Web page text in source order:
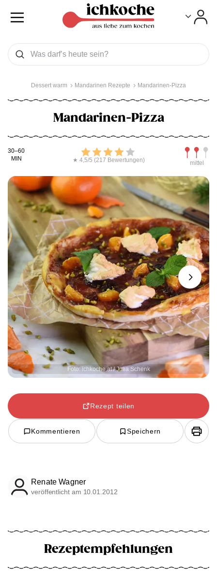
Was wollen Sie suchen
Suchen
Dessert warm Mandarinen Rezepte Mandarinen-Pizza
Mandarinen-Pizza
Kochdauer
30–60
MIN
Bewerten
★ 4,5/5 (217 Bewertungen) mittel
Foto: ichkoche.at / Julia Schenk
Next
Rezept teilen
Kommentieren Speichern
Renate Wagner
veröffentlicht am 10.01.2012
Rezeptempfehlungen